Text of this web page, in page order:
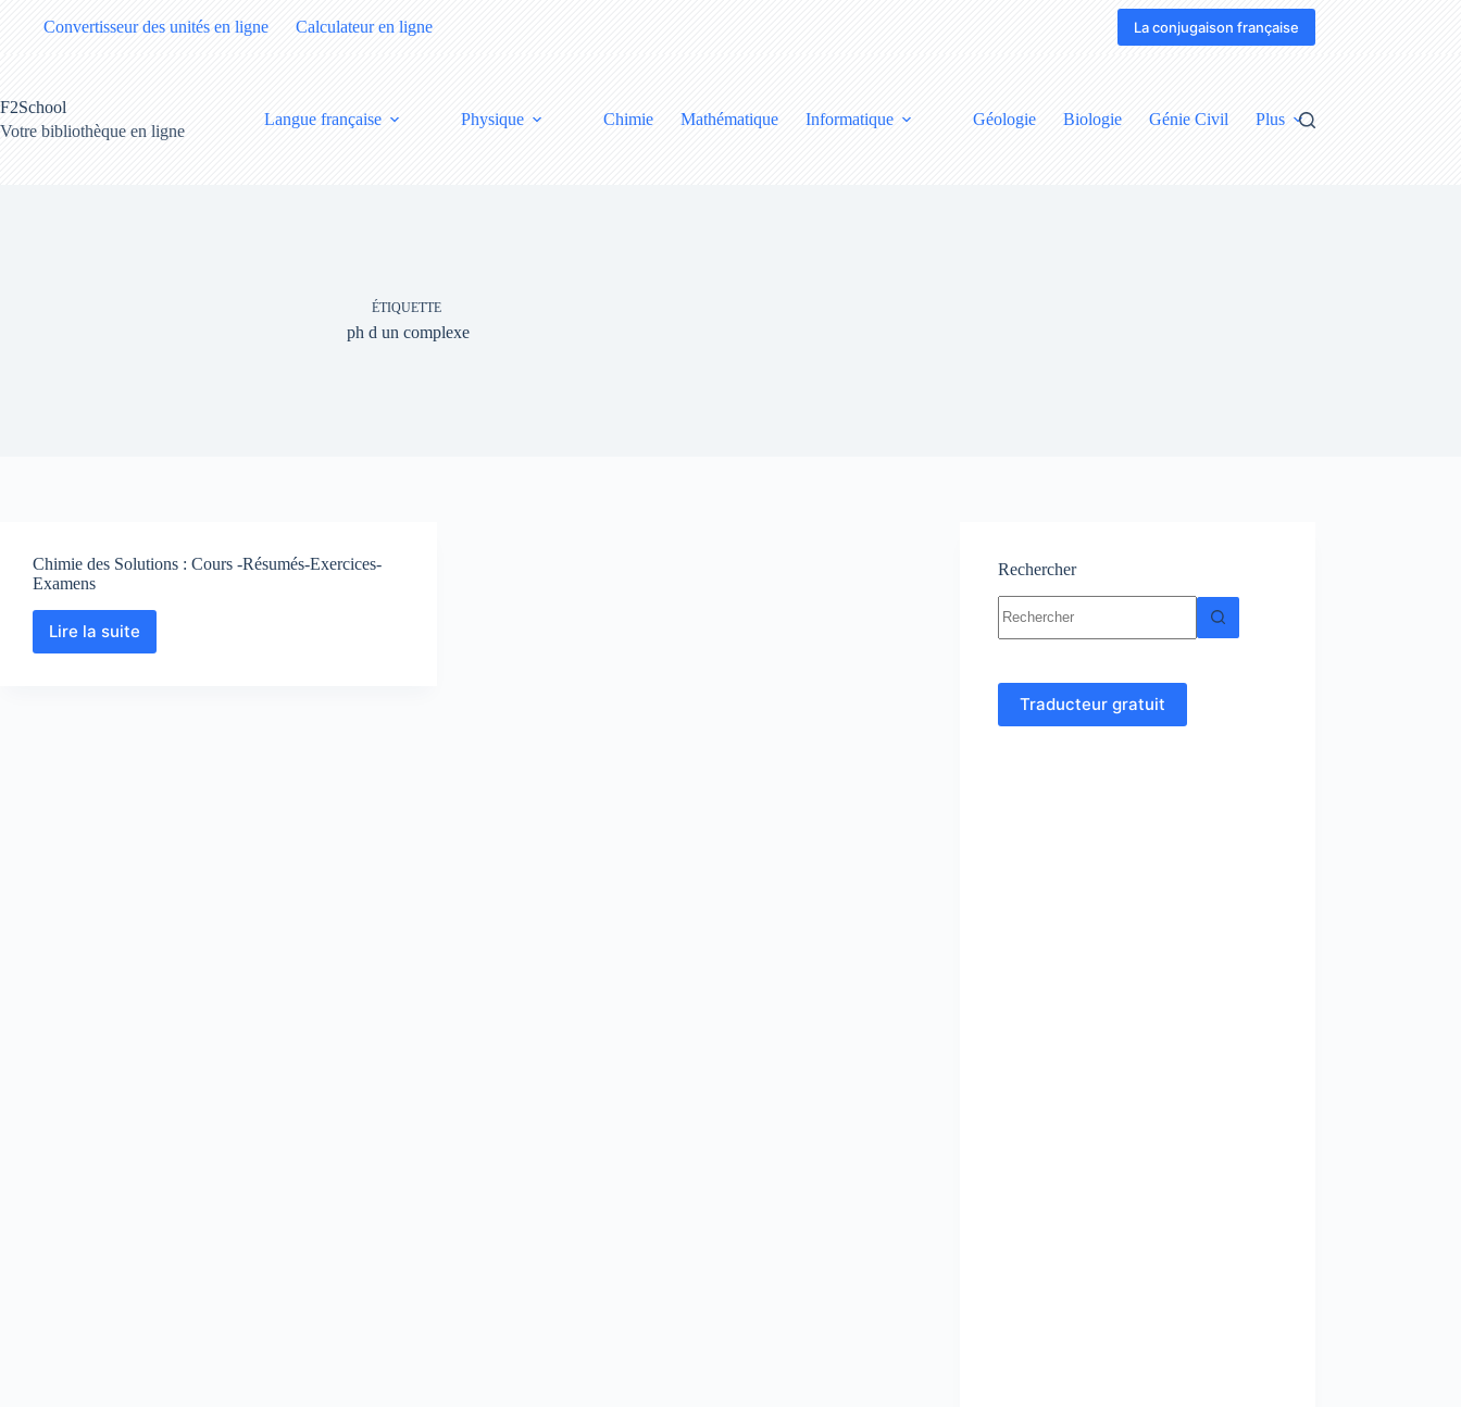
Convertisseur des unités en ligne Calculateur en ligne La conjugaison française
F2School
Votre bibliothèque en ligne
Langue française Physique Chimie Mathématique Informatique Géologie Biologie Génie Civil Plus
ÉTIQUETTE
ph d un complexe
Chimie des Solutions : Cours -Résumés-Exercices-
Examens
Lire la suite
Chimie
Rechercher
résultat
Traducteur gratuit